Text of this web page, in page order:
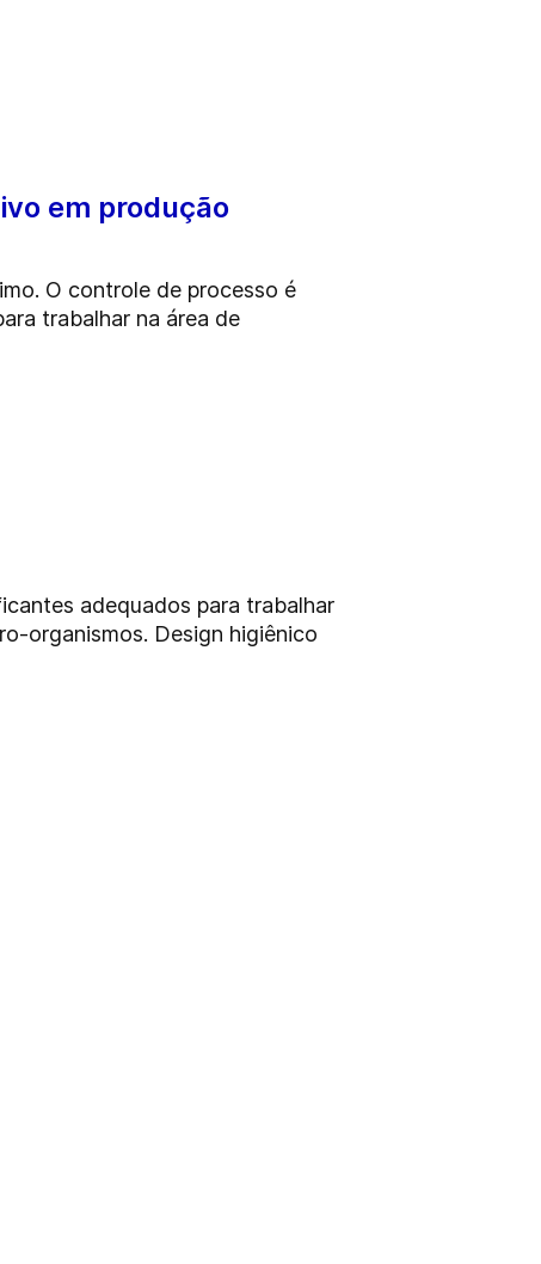
em produção
O controle de processo é
trabalhar na área de
adequados para trabalhar
organismos. Design higiênico